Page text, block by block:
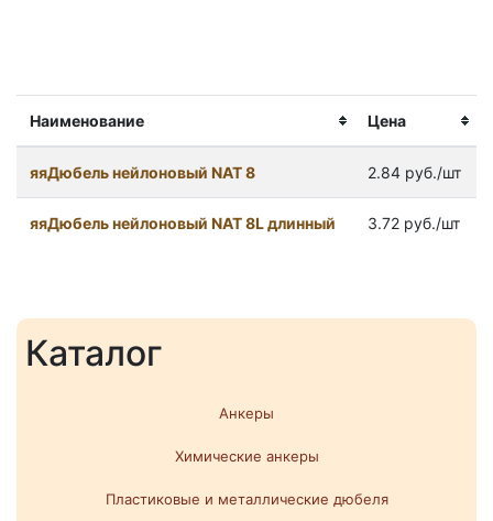
Каталог
Анкеры
Химические анкеры
Пластиковые и металлические дюбеля
Наименование Цена
яяДюбель нейлоновый NAT 8 2.84 руб./шт
яяДюбель нейлоновый NAT 8L длинный 3.72 руб./шт